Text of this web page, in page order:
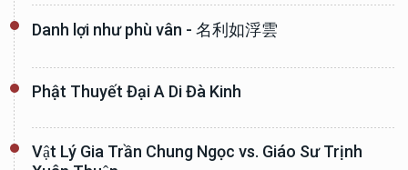
Danh lợi như phù vân - 名利如浮雲
Phật Thuyết Đại A Di Đà Kinh
Vật Lý Gia Trần Chung Ngọc vs. Giáo Sư Trịnh